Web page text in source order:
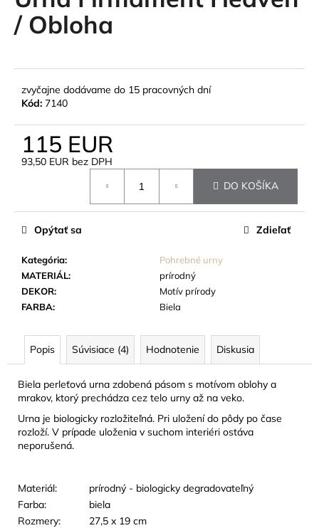
0,0
z
/ Obloha
zvyčajne dodávame do 15 pracovných dní
Kód: 7140
115 EUR
93,50 EUR bez DPH
DO KOŠÍKA
Kategória:
Pohrebné urny
MATERIÁL:
prírodný
DEKOR:
Motív prírody
FARBA: Biela
Opýtať sa Zdieľať
Popis Súvisiace (4) Hodnotenie Diskusia
Biela perleťová urna zdobená pásom s motívom oblohy a
mrakov, ktorý prechádza cez telo urny až na veko.
Urna je biologicky rozložiteľná. Pri uložení do pôdy po čase
rozloží. V prípade uloženia v suchom interiéri ostáva
neporušená.
Materiál:
prírodný - biologicky degradovateľný
Farba:
biela
Rozmery:
27,5 x 19 cm
á
j
ť
?
HĽADAŤ
O
p
o
ú
e
Z
NEHRDZAVEJÚCEJ
OCELE
ŽIVOTA
24
EUR